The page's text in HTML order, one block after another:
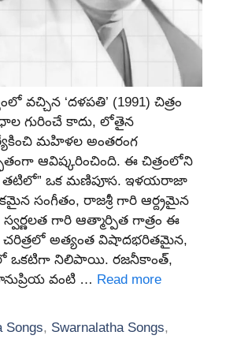
వచ్చిన ‘దళపతి’ (1991) చిత్రం
గురించే కాదు, లోతైన
మహిళల అంతరంగ
ఆవిష్కరించింది. ఈ చిత్రంలోని
ఒక మణిపూస. ఇళయరాజా
సంగీతం, రాజశ్రీ గారి ఆర్ద్రమైన
గారి ఆత్మార్పిత గాత్రం ఈ
చరిత్రలో అత్యంత విషాదభరితమైన,
ఒకటిగా నిలిపాయి. రజనీకాంత్,
వంటి … Read more
Songs, Swarnalatha Songs,